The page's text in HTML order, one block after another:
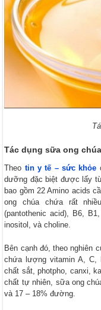
Tác dụng sữa ong chúa
Theo tin y tế – sức khỏe
dưỡng đặc biệt được lấy
bao gồm 22 Amino acids
ong chúa chứa rất
(pantothenic acid), B6,
inositol, và choline.
Bên cạnh đó, theo nghiên
chứa lượng vitamin A, C,
chất sắt, photpho, canxi,
chất tự nhiên, sữa ong
và 17 – 18% đường.